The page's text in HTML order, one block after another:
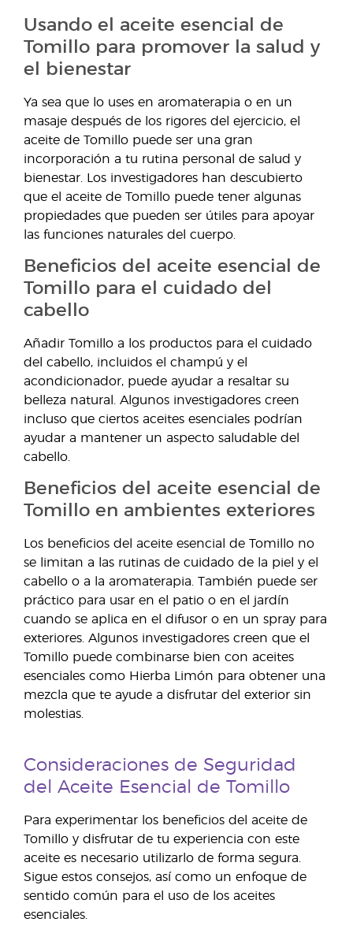
Usando el aceite esencial de
Tomillo para promover la salud y
el bienestar
Ya sea que lo uses en aromaterapia o en un
masaje después de los rigores del ejercicio, el
aceite de Tomillo puede ser una gran
incorporación a tu rutina personal de salud y
bienestar. Los investigadores han descubierto
que el aceite de Tomillo puede tener algunas
propiedades que pueden ser útiles para apoyar
las funciones naturales del cuerpo.
Beneficios del aceite esencial de
Tomillo para el cuidado del
cabello
Añadir Tomillo a los productos para el cuidado
del cabello, incluidos el champú y el
acondicionador, puede ayudar a resaltar su
belleza natural. Algunos investigadores creen
incluso que ciertos aceites esenciales podrían
ayudar a mantener un aspecto saludable del
cabello.
Beneficios del aceite esencial de
Tomillo en ambientes exteriores
Los beneficios del aceite esencial de Tomillo no
se limitan a las rutinas de cuidado de la piel y el
cabello o a la aromaterapia. También puede ser
práctico para usar en el patio o en el jardín
cuando se aplica en el difusor o en un spray para
exteriores. Algunos investigadores creen que el
Tomillo puede combinarse bien con aceites
esenciales como Hierba Limón para obtener una
mezcla que te ayude a disfrutar del exterior sin
molestias.
Consideraciones de Seguridad
del Aceite Esencial de Tomillo
Para experimentar los beneficios del aceite de
Tomillo y disfrutar de tu experiencia con este
aceite es necesario utilizarlo de forma segura.
Sigue estos consejos, así como un enfoque de
sentido común para el uso de los aceites
esenciales.